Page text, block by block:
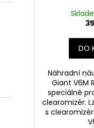
DO
Náhradní
Giant V6M
speciálně
clearomizér.
s